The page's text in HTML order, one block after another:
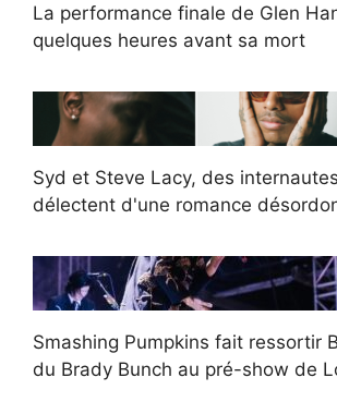
La performance finale de Glen
quelques heures avant sa mort
Syd et Steve Lacy, des
délectent d'une romance
Smashing Pumpkins fait ressortir
du Brady Bunch au pré-show de